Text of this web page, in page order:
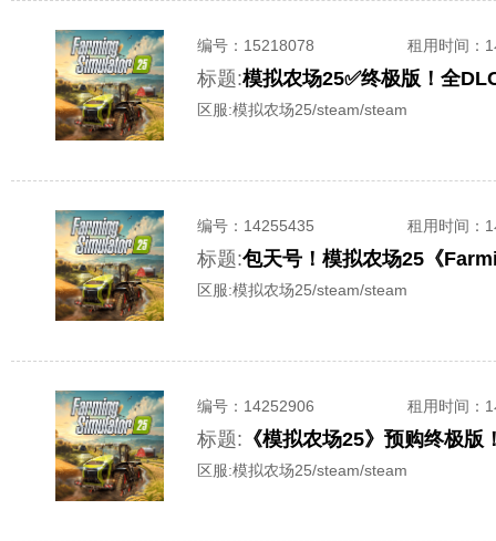
编号： 15218078 租用时间 ：
标题:模拟农场25✅终极版！全
区服:模拟农场25/steam/steam
编号： 14255435 租用时间 ：
标题:包天号！模拟农场25《
区服:模拟农场25/steam/steam
编号： 14252906 租用时间 ：
标题: 《模拟农场25》预购终极
区服:模拟农场25/steam/steam